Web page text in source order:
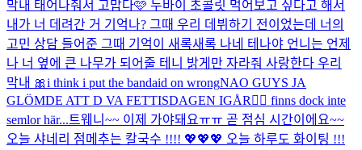
막내 태어나줘서 고맙다🩷 두바이 초콜릿 먹어보고 싶다고 해서
내가 너 데려간 거 기억나? 그때 우리 데뷔하기 전이었는데 너의
고민 상담 들어준 그때 기억이 새록새록 나네 테나야 언니는 언제
나 너 옆에 큰 나무가 되어줄 테니 밝게만 자라줘 사랑한다 우리
막내 🎀i think i put the bandaid on wrongNAO GUYS JA
GLÖMDE ATT D VA FETTISDAGEN IGÅR🧍‍♀️ finns dock inte
semlor här...트웨니~~ 이제 가야돼요ㅠㅠ 곧 점심 시간이에요~~
오늘 샤네리 점메추는 칼국수 !!!! 💖💖💖 오늘 하루도 화이팅 !!!